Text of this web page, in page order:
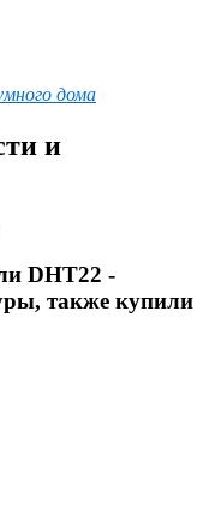
дома
и
DHT22 -
также купили